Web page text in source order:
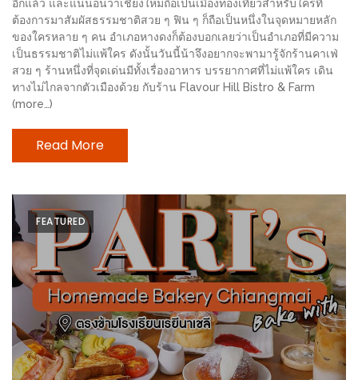
MAPS
MY
NEW
FACEBOOK
OKTOBERFEST
ครั้ง
ที่
2
เทศกาล
เบียร์
อีกแล้ว และแน่นอนว่าเชียงใหม่ถือเป็นเมืองท่องเที่ยวสำหรับใครที่
ต้องการมาสัมผัสธรรมชาติสวย ๆ ฟิน ๆ ก็ถือเป็นหนึ่งในจุดหมายหลัก
ของใครหลาย ๆ คน อำเภอหางดงก็ต้องบอกเลยว่าเป็นอำเภอที่มีความ
เป็นธรรมชาติไม่แพ้ใคร ดังนั้นวันนี้น้าจึงอยากจะพามารู้จักร้านคาเฟ่
สวย ๆ ร้านหนึ่งที่จุดเด่นมีทั้งเรื่องอาหาร บรรยากาศที่ไม่แพ้ใคร เดิน
ทางไม่ไกลจากตัวเมืองด้วย กับร้าน Flavour Hill Bistro & Farm
(more…)
Read More
FEATURED